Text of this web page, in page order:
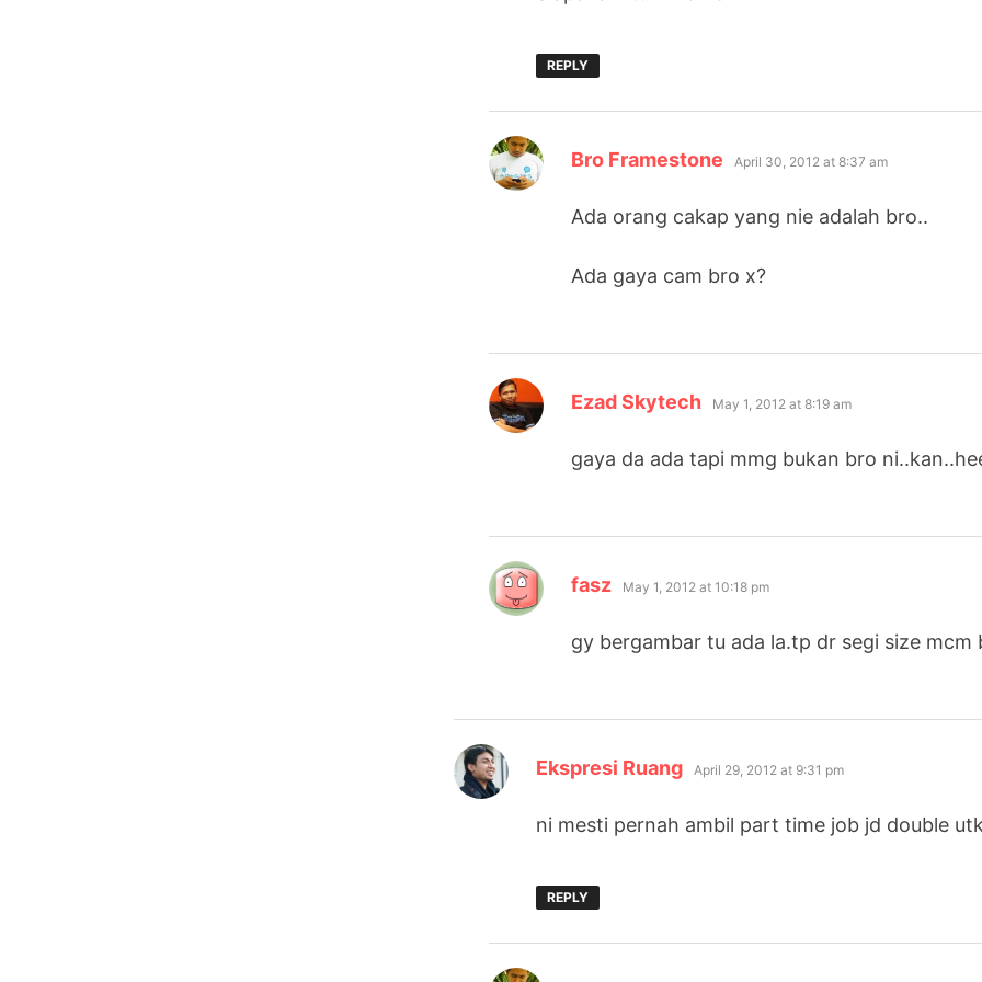
REPLY
Bro Framestone says:
April 30, 2012 at 8:37 am
Ada orang cakap yang nie adalah bro..
Ada gaya cam bro x?
Ezad Skytech says:
May 1, 2012 at 8:19 am
gaya da ada tapi mmg bukan bro
fasz says:
May 1, 2012 at 10:18 pm
gy bergambar tu ada la.tp dr segi size
Ekspresi Ruang says:
April 29, 2012 at 9:31 pm
ni mesti pernah ambil part time job jd double
REPLY